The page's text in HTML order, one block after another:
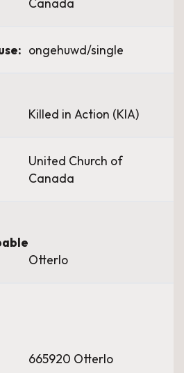
ongehuwd/single
Killed in Action (KIA)
United Church of
Canada
Otterlo
665920 Otterlo